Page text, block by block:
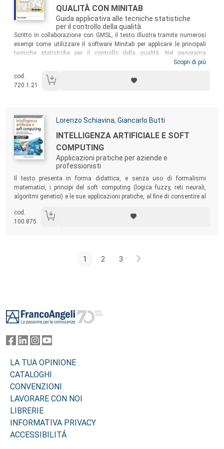
QUALITÀ CON MINITAB
Guida applicativa alle tecniche statistiche
per il controllo della qualità
Sommario:
Scritto in collaborazione con GMSL, il testo illustra tramite numerosi
esempi come utilizzare il software Minitab per applicare le principali
tecniche statistiche per il controllo della qualità. Nel panorama
nazionale delle società di distribuzione software, GMSL si colloca nel
numerica e grafica. L’impegno della società in questo settore è rivolto a
fornire al moderno ricercatore una serie di prodotti, ad alto contenuto
sistemi di gestione per la qualità e controllo statistico dei processi.
Scopri di più
cod.
720.1.21
Autori:
Lorenzo Schiavina, Giancarlo Butti
Titolo:
INTELLIGENZA ARTIFICIALE E SOFT
COMPUTING
Applicazioni pratiche per aziende e
professionisti
Il testo presenta in forma didattica, e senza uso di formalismi
matematici, i principi del soft computing (logica fuzzy, reti neurali,
algoritmi genetici) e le sue applicazioni pratiche, al fine di consentire al
testo rivolto a un pubblico di imprenditori, professionisti, ricercatori e
studenti.
cod.
100.875
1 2 3
LA TUA OPINIONE
CATALOGHI
CONVENZIONI
LAVORARE CON NOI
LIBRERIE
INFORMATIVA PRIVACY
ACCESSIBILITÁ